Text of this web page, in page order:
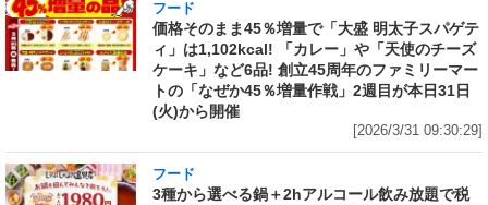
フード
価格そのまま45％増量で「大盛 明太子スパゲテ
ィ」は1,102kcal! 「カレー」や「天使のチーズ
ケーキ」など6品! 創立45周年のファミリーマー
トの「なぜか45％増量作戦」2週目が本日31日
(火)から開催
[2026/3/31 09:30:29]
フード
3種から選べる鍋＋2hアルコール飲み放題で税